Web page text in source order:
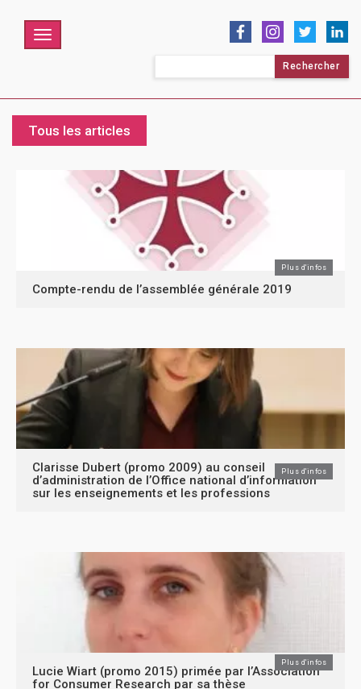
Menu
Tous les articles
Compte-rendu de l’assemblée générale 2019
Plus d'infos
Clarisse Dubert (promo 2009) au conseil
d’administration de l’Office national d’information
sur les enseignements et les professions
Plus d'infos
Lucie Wiart (promo 2015) primée par l’Association
for Consumer Research par sa thèse
Plus d'infos